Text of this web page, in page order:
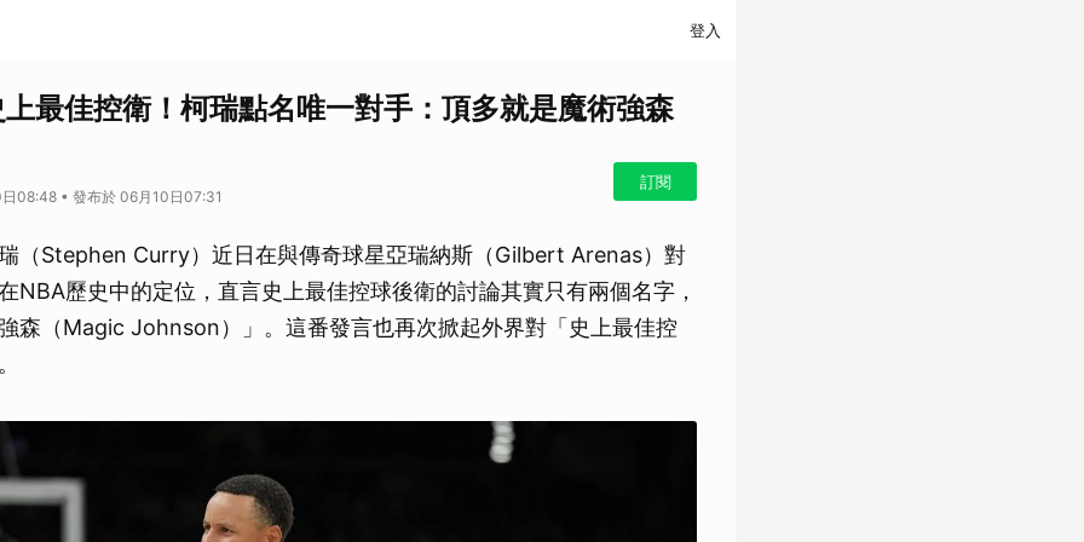
登入
最佳控衛！柯瑞點名唯一對手：頂多就是魔術強森
08:48 • 發布於 06月10日07:31
訂閱
（Stephen Curry）近日在與傳奇球星亞瑞納斯（Gilbert Arenas）對
NBA歷史中的定位，直言史上最佳控球後衛的討論其實只有兩個名字，
森（Magic Johnson）」。這番發言也再次掀起外界對「史上最佳控